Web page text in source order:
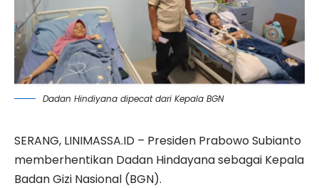
Dadan Hindiyana dipecat dari Kepala BGN
SERANG, LINIMASSA.ID – Presiden Prabowo Subianto
memberhentikan Dadan Hindayana sebagai Kepala
Badan Gizi Nasional (BGN).